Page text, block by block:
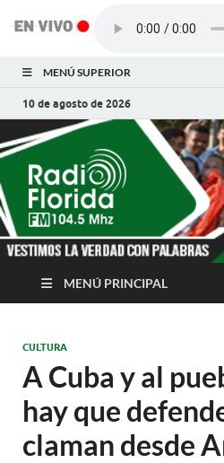
MENÚ SUPERIOR
10 de agosto de 2026
Cuba
Noticias y
MENÚ PRINCIPAL
CULTURA
A Cuba y al
hay que
claman desde